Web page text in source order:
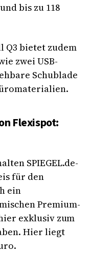
bis zu 118
Q3 bietet zudem
zwei USB-
Schublade
Flexispot:
SPIEGEL.de-
für den
ein
Premium-
exklusiv zum
Hier liegt